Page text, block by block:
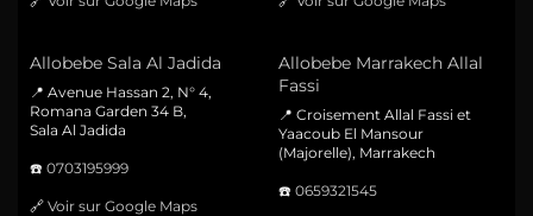
Allobebe Sala Al Jadida
📍 Avenue Hassan 2, N° 4,
Romana Garden 34 B,
Sala Al Jadida
☎️ 0703195999
🔗 Voir sur Google Maps
Allobebe Marrakech Allal
Fassi
📍 Croisement Allal Fassi et
Yaacoub El Mansour
(Majorelle), Marrakech
☎️ 0659321545